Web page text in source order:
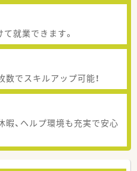
就業できます。
数でスキルアップ可能！
暇、ヘルプ環境も充実で安心